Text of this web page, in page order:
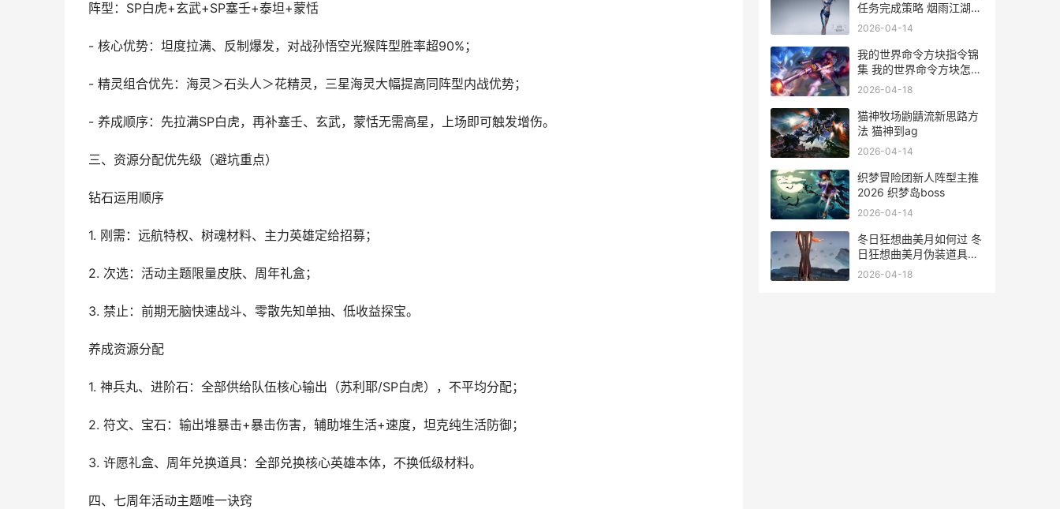
阵型：SP白虎+玄武+SP塞壬+泰坦+蒙恬
- 核心优势：坦度拉满、反制爆发，对战孙悟空光猴阵型胜率超90%；
- 精灵组合优先：海灵＞石头人＞花精灵，三星海灵大幅提高同阵型内战优势；
- 养成顺序：先拉满SP白虎，再补塞壬、玄武，蒙恬无需高星，上场即可触发增伤。
三、资源分配优先级（避坑重点）
钻石运用顺序
1. 刚需：远航特权、树魂材料、主力英雄定给招募；
2. 次选：活动主题限量皮肤、周年礼盒；
3. 禁止：前期无脑快速战斗、零散先知单抽、低收益探宝。
养成资源分配
1. 神兵丸、进阶石：全部供给队伍核心输出（苏利耶/SP白虎），不平均分配；
2. 符文、宝石：输出堆暴击+暴击伤害，辅助堆生活+速度，坦克纯生活防御；
3. 许愿礼盒、周年兑换道具：全部兑换核心英雄本体，不换低级材料。
四、七周年活动主题唯一诀窍
任务完成策略 烟雨江湖触
发任务
2026-04-14
我的世界命令方块指令锦
集 我的世界命令方块怎么
获得?
2026-04-18
猫神牧场鼩鼱流新思路方
法 猫神到ag
2026-04-14
织梦冒险团新人阵型主推
2026 织梦岛boss
2026-04-14
冬日狂想曲美月如何过 冬
日狂想曲美月伪装道具帽
子
2026-04-18